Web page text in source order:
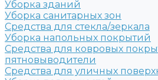
Уборка зданий
Уборка санитарных зон
Средства для стекла/зеркала
Уборка напольных покрытий
Средства для ковровых
пятновыводители
Средства для уличных